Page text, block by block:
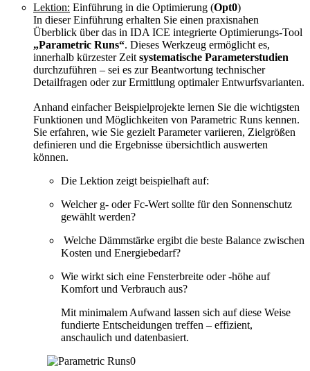
Lektion: Einführung in die Optimierung (Opt0)
In dieser Einführung erhalten Sie einen praxisnahen
Überblick über das in IDA ICE integrierte Optimierungs-Tool
„Parametric Runs“. Dieses Werkzeug ermöglicht es,
innerhalb kürzester Zeit systematische Parameterstudien
durchzuführen – sei es zur Beantwortung technischer
Detailfragen oder zur Ermittlung optimaler Entwurfsvarianten.
Anhand einfacher Beispielprojekte lernen Sie die wichtigsten
Funktionen und Möglichkeiten von Parametric Runs kennen.
Sie erfahren, wie Sie gezielt Parameter variieren, Zielgrößen
definieren und die Ergebnisse übersichtlich auswerten
können.
Die Lektion zeigt beispielhaft auf:
Welcher g- oder Fc-Wert sollte für den Sonnenschutz
gewählt werden?
Welche Dämmstärke ergibt die beste Balance zwischen
Kosten und Energiebedarf?
Wie wirkt sich eine Fensterbreite oder -höhe auf
Komfort und Verbrauch aus?
Mit minimalem Aufwand lassen sich auf diese Weise
fundierte Entscheidungen treffen – effizient,
anschaulich und datenbasiert.